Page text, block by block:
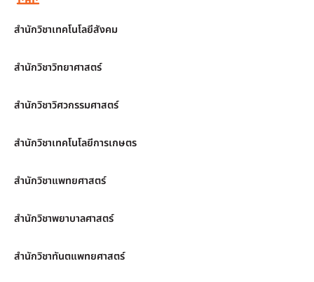
สำนักวิชาเทคโนโลยีสังคม
สำนักวิชาวิทยาศาสตร์
สำนักวิชาวิศวกรรมศาสตร์
สำนักวิชาเทคโนโลยีการเกษตร
สำนักวิชาแพทยศาสตร์
สำนักวิชาพยาบาลศาสตร์
สำนักวิชาทันตแพทยศาสตร์